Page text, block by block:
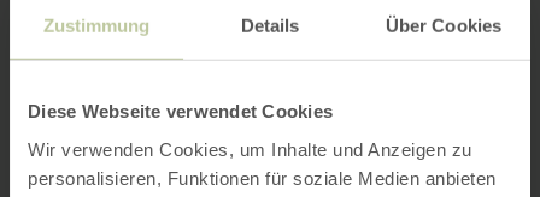
Zustimmung Details Über Cookies
Diese Webseite verwendet Cookies
Wir verwenden Cookies, um Inhalte und Anzeigen zu
personalisieren, Funktionen für soziale Medien anbieten